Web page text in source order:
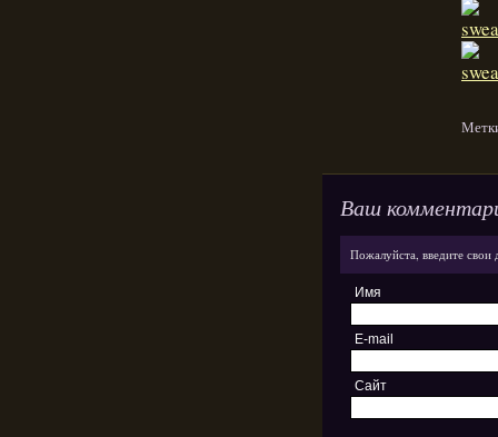
Ваш
Пожалуйста, введите
Имя
E-mail
Сайт